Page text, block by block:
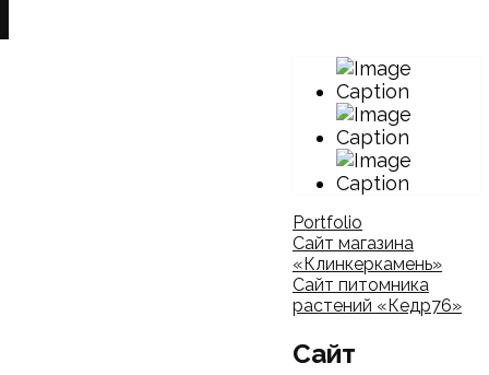
Portfolio
Сайт магазина
«Клинкеркамень»
Сайт питомника
растений «Кедр76»
Сайт